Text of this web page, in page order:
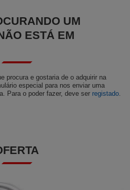
UM
ESTÁ EM
procura e gostaria de o adquirir na
especial para nos enviar uma
Para o poder fazer, deve ser registado.